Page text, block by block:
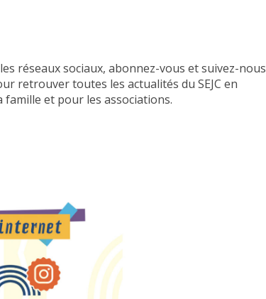
réseaux sociaux, abonnez-vous et suivez-nous
retrouver toutes les actualités du SEJC en
famille et pour les associations.